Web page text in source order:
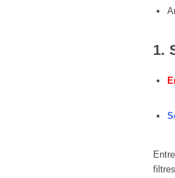
1.